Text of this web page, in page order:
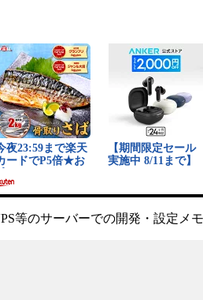
等のサーバーでの開発・設定メモ